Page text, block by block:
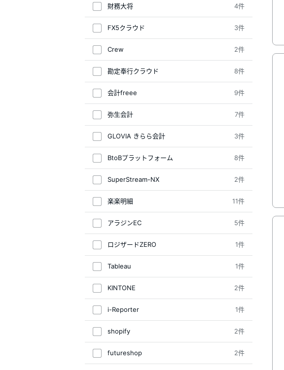
財務大将 4件
FX5クラウド 3件
Crew 2件
勘定奉行クラウド 8件
会計freee 9件
弥生会計 7件
GLOVIA きらら会計 3件
BtoBプラットフォーム 8件
SuperStream-NX 2件
楽楽明細 11件
アラジンEC 5件
ロジザードZERO 1件
Tableau 1件
KINTONE 2件
i-Reporter 1件
shopify 2件
futureshop 2件